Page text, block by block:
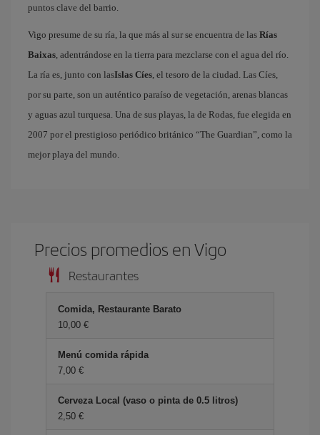
puntos clave del barrio.
Vigo presume de su ría, la que más al sur se encuentra de las Rías
Baixas, adentrándose en la tierra para mezclarse con el agua del río.
La ría es, junto con lasIslas Cíes, el tesoro de la ciudad. Las Cíes,
por su parte, son un auténtico paraíso de vegetación, arenas blancas
y aguas azul turquesa. Una de sus playas, la de Rodas, fue elegida en
2007 por el prestigioso periódico británico “The Guardian”, como la
mejor playa del mundo.
Precios promedios en Vigo
Restaurantes
Comida, Restaurante Barato
10,00 €
Menú comida rápida
7,00 €
Cerveza Local (vaso o pinta de 0.5 litros)
2,50 €